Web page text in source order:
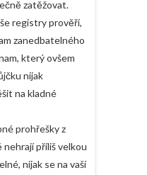
zatěžovat.
registry prověří,
zanedbatelného
který ovšem
nijak
na kladné
prohřešky z
příliš velkou
nijak se na vaší